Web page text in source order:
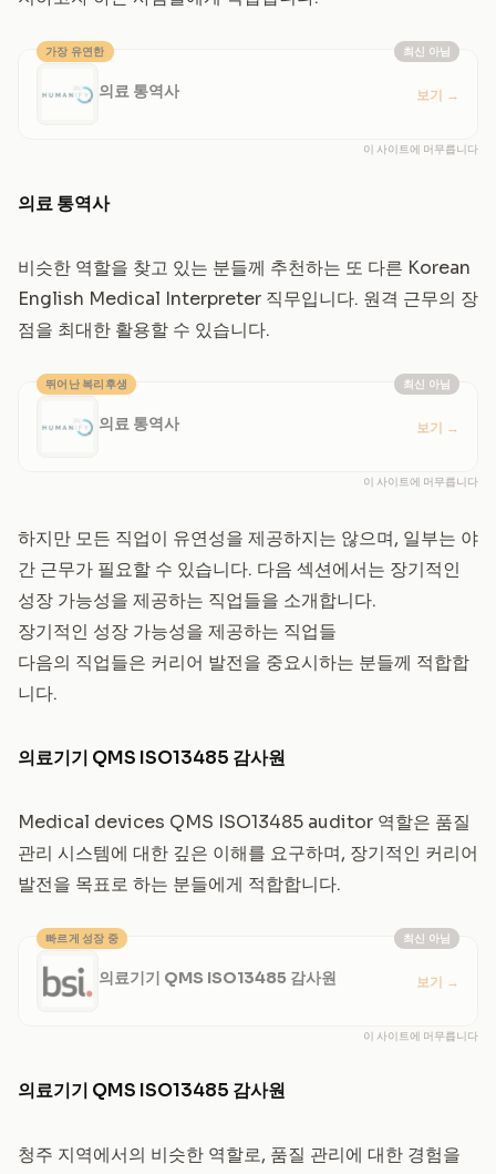
최신 아님
가장 유연한
의료 통역사 보기 →
이 사이트에 머무릅니다
의료 통역사
비슷한 역할을 찾고 있는 분들께 추천하는 또 다른 Korean
English Medical Interpreter 직무입니다. 원격 근무의 장
점을 최대한 활용할 수 있습니다.
최신 아님
뛰어난 복리후생
의료 통역사 보기 →
이 사이트에 머무릅니다
하지만 모든 직업이 유연성을 제공하지는 않으며, 일부는 야
간 근무가 필요할 수 있습니다. 다음 섹션에서는 장기적인
성장 가능성을 제공하는 직업들을 소개합니다.
장기적인 성장 가능성을 제공하는 직업들
다음의 직업들은 커리어 발전을 중요시하는 분들께 적합합
니다.
의료기기 QMS ISO13485 감사원
Medical devices QMS ISO13485 auditor 역할은 품질
관리 시스템에 대한 깊은 이해를 요구하며, 장기적인 커리어
발전을 목표로 하는 분들에게 적합합니다.
최신 아님
빠르게 성장 중
의료기기 QMS ISO13485 감사원 보기 →
이 사이트에 머무릅니다
의료기기 QMS ISO13485 감사원
청주 지역에서의 비슷한 역할로, 품질 관리에 대한 경험을